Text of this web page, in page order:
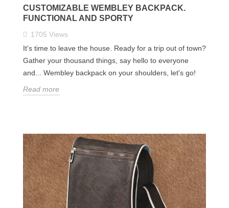
CUSTOMIZABLE WEMBLEY BACKPACK.
FUNCTIONAL AND SPORTY
1705 Views
It's time to leave the house. Ready for a trip out of town?
Gather your thousand things, say hello to everyone
and... Wembley backpack on your shoulders, let's go!
Read more